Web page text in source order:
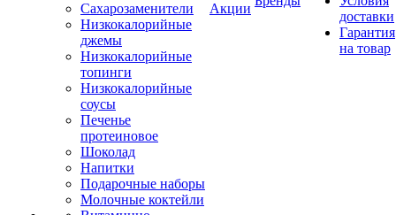
Сахарозаменители
Низкокалорийные
джемы
Низкокалорийные
топинги
Низкокалорийные
соусы
Печенье
протеиновое
Шоколад
Напитки
Подарочные наборы
Молочные коктейли
Акции
доставки
Гарантия
на товар